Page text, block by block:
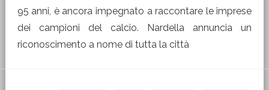
95 anni, è ancora impegnato a raccontare le imprese
dei campioni del calcio. Nardella annuncia un
riconoscimento a nome di tutta la città